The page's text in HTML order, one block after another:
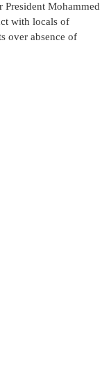
Mohammed
with locals of
over absence of